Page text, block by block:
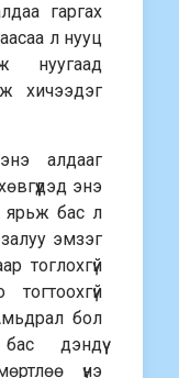
гаргах
л нууц
нуугаад
хичээдэг
алдааг
энэ
ярьж бас л
эмзэг
тоглохгүй
бол
дэндүү
үнэ